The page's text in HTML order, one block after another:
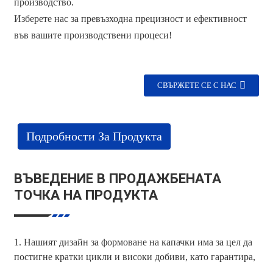
Изберете нас за превъзходна прецизност и ефективност
във вашите производствени процеси!
СВЪРЖЕТЕ СЕ С НАС
Подробности За Продукта
ВЪВЕДЕНИЕ В ПРОДАЖБЕНАТА
ТОЧКА НА ПРОДУКТА
1. Нашият дизайн за формоване на капачки има за цел да
постигне кратки цикли и високи добиви, като гарантира,